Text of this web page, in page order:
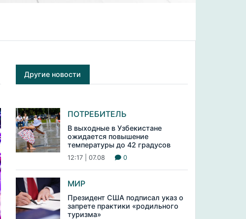
Другие новости
ПОТРЕБИТЕЛЬ
В выходные в Узбекистане
ожидается повышение
температуры до 42 градусов
12:17 | 07.08 0
МИР
Президент США подписал указ о
запрете практики «родильного
туризма»